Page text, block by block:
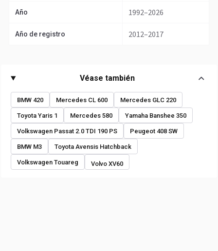
Año 1992–2026
Año de registro 2012–2017
Véase también
BMW 420 Mercedes CL 600 Mercedes GLC 220
Toyota Yaris 1 Mercedes 580 Yamaha Banshee 350
Volkswagen Passat 2.0 TDI 190 PS Peugeot 408 SW
BMW M3 Toyota Avensis Hatchback
Volkswagen Touareg Volvo XV60